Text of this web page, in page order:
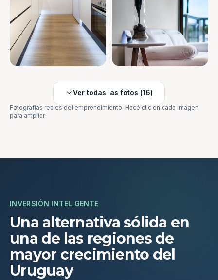
Ver todas las fotos (16)
Fotografías reales del emprendimiento. Hacé clic en cada imagen
para ampliar.
INVERSIÓN INTELIGENTE
Una alternativa sólida en
una de las regiones de
mayor crecimiento del
Uruguay